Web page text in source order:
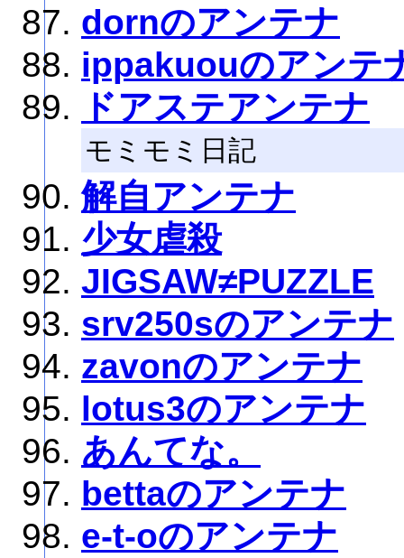
dornのアンテナ
ippakuouのアンテ
ドアステアンテナ
モミモミ日記
解自アンテナ
少女虐殺
JIGSAW≠PUZZLE
srv250sのアンテナ
zavonのアンテナ
lotus3のアンテナ
あんてな。
bettaのアンテナ
e-t-oのアンテナ